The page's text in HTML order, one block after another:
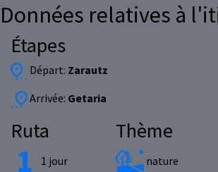
Données relatives à
Étapes
Départ: Zarautz
Arrivée: Getaria
Ruta
1 jour
Thème
nature